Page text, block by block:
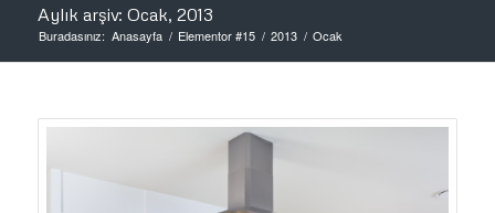
Aylık arşiv: Ocak, 2013
Buradasınız: Anasayfa / Elementor #15 / 2013 / Ocak